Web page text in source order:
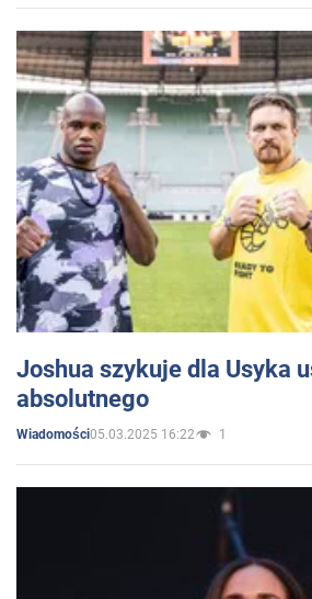
Joshua szykuje dla Usyka
absolutnego
Wiadomości05.03.2025 16:22 1